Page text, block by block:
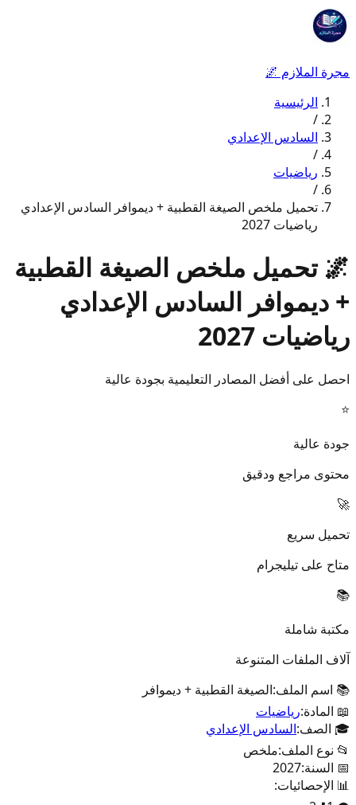
مجرة الملازم 🌌
الرئيسية
/
السادس الإعدادي
/
رياضيات
/
تحميل ملخص الصيغة القطبية + ديموافر السادس الإعدادي
رياضيات 2027
🌌 تحميل ملخص الصيغة القطبية
+ ديموافر السادس الإعدادي
رياضيات 2027
احصل على أفضل المصادر التعليمية بجودة عالية
⭐
جودة عالية
محتوى مراجع ودقيق
🚀
تحميل سريع
متاح على تيليجرام
📚
مكتبة شاملة
آلاف الملفات المتنوعة
📚 اسم الملف:الصيغة القطبية + ديموافر
📖 المادة:رياضيات
🎓 الصف:السادس الإعدادي
📂 نوع الملف:ملخص
📅 السنة:2027
📊 الإحصائيات: